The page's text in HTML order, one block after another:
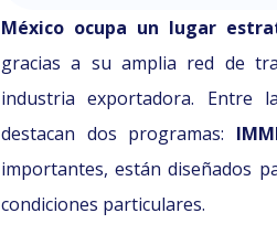
México ocupa un lugar
gracias a su amplia red de
industria exportadora. Entre
destacan dos programas:
importantes, están diseñados
condiciones particulares.